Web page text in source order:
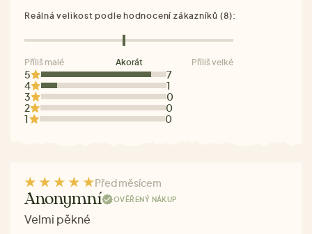
5
7
4
1
3
0
2
0
1
0
Reálná velikost podle hodnocení zákazníků (8):
Příliš malé Akorát Příliš velké
Před měsícem
Anonymní OVĚŘENÝ NÁKUP
Velmi pěkné